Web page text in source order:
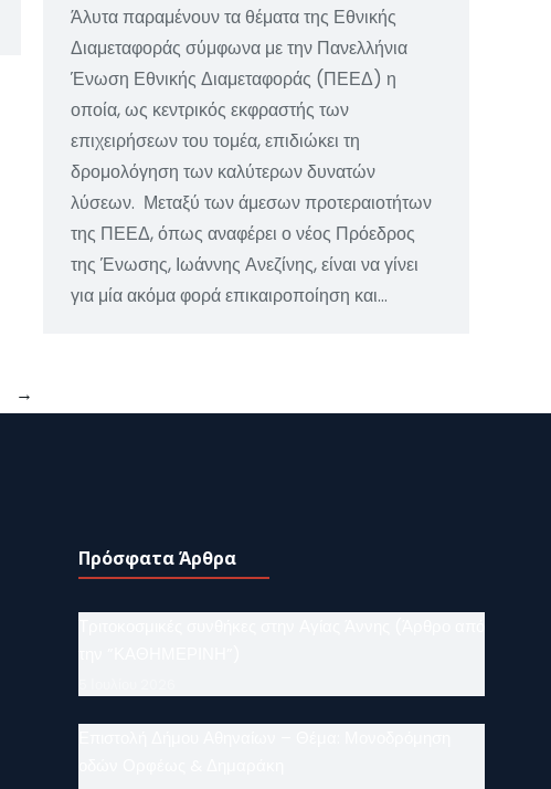
Άλυτα παραμένουν τα θέματα της Εθνικής
Διαμεταφοράς σύμφωνα με την Πανελλήνια
Ένωση Εθνικής Διαμεταφοράς (ΠΕΕΔ) η
οποία, ως κεντρικός εκφραστής των
επιχειρήσεων του τομέα, επιδιώκει τη
δρομολόγηση των καλύτερων δυνατών
λύσεων. Μεταξύ των άμεσων προτεραιοτήτων
της ΠΕΕΔ, όπως αναφέρει ο νέος Πρόεδρος
της Ένωσης, Ιωάννης Ανεζίνης, είναι να γίνει
για μία ακόμα φορά επικαιροποίηση και…
→
Πρόσφατα Άρθρα